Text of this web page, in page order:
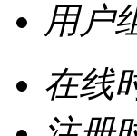
用户
在线